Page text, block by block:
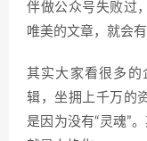
伴做公众号失败过
唯美的文章，就会
其实大家看很多的
辑，坐拥上千万的
是因为没有“灵魂”